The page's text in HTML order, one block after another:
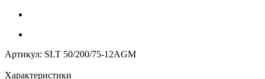
Артикул: SLT 50/200/75-12AGM
Характеристики